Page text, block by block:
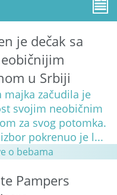
je dečak sa
u Srbiji
majka začudila je
svojim neobičnim
za svog potomka.
pokrenuo je l...
o bebama
Pampers